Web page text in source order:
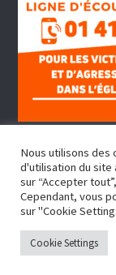
Copyright
Nous utilisons des
d'utilisation du site
sur “Accepter
Cependant, vous
sur "Cookie
Cookie Settings